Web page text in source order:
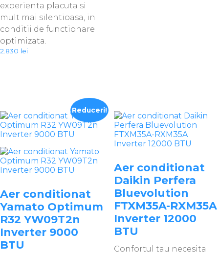
experienta placuta si
mult mai silentioasa, in
conditii de functionare
optimizata.
2.830 lei
Reduceri!
Aer conditionat
Yamato Optimum
R32 YW09T2n
Inverter 9000
BTU
Aer conditionat
Daikin Perfera
Bluevolution
FTXM35A-RXM35A
Inverter 12000
BTU
Confortul tau necesita